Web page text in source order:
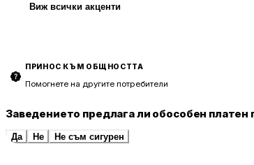
Виж всички акценти
ПРИНОС КЪМ ОБЩНОСТТА
Помогнете на другите потребители
Заведението предлага ли обособен платен
Да Не Не съм сигурен